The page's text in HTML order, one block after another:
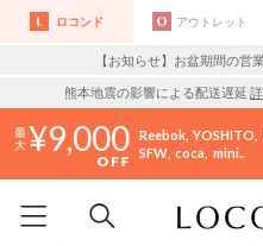
ロコンド アウトレット
【お知らせ】お盆期間の営
熊本地震の影響による配送遅延
9,000 Reebok YOSHITO
SFW coca mini..